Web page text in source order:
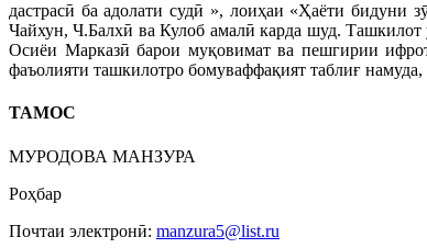
дастрасӣ ба адолати судӣ », лоиҳаи «Ҳаёти бидуни
Чайхун, Ч.Балхӣ ва Кулоб амалӣ карда шуд. Ташкилот
Осиёи Марказӣ барои муқовимат ва пешгирии
фаъолияти ташкилотро бомуваффақият таблиғ
ТАМОС
МУРОДОВА МАНЗУРА
Роҳбар
Почтаи электронӣ: manzura5@list.ru